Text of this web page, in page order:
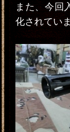
また、今回
化されてい